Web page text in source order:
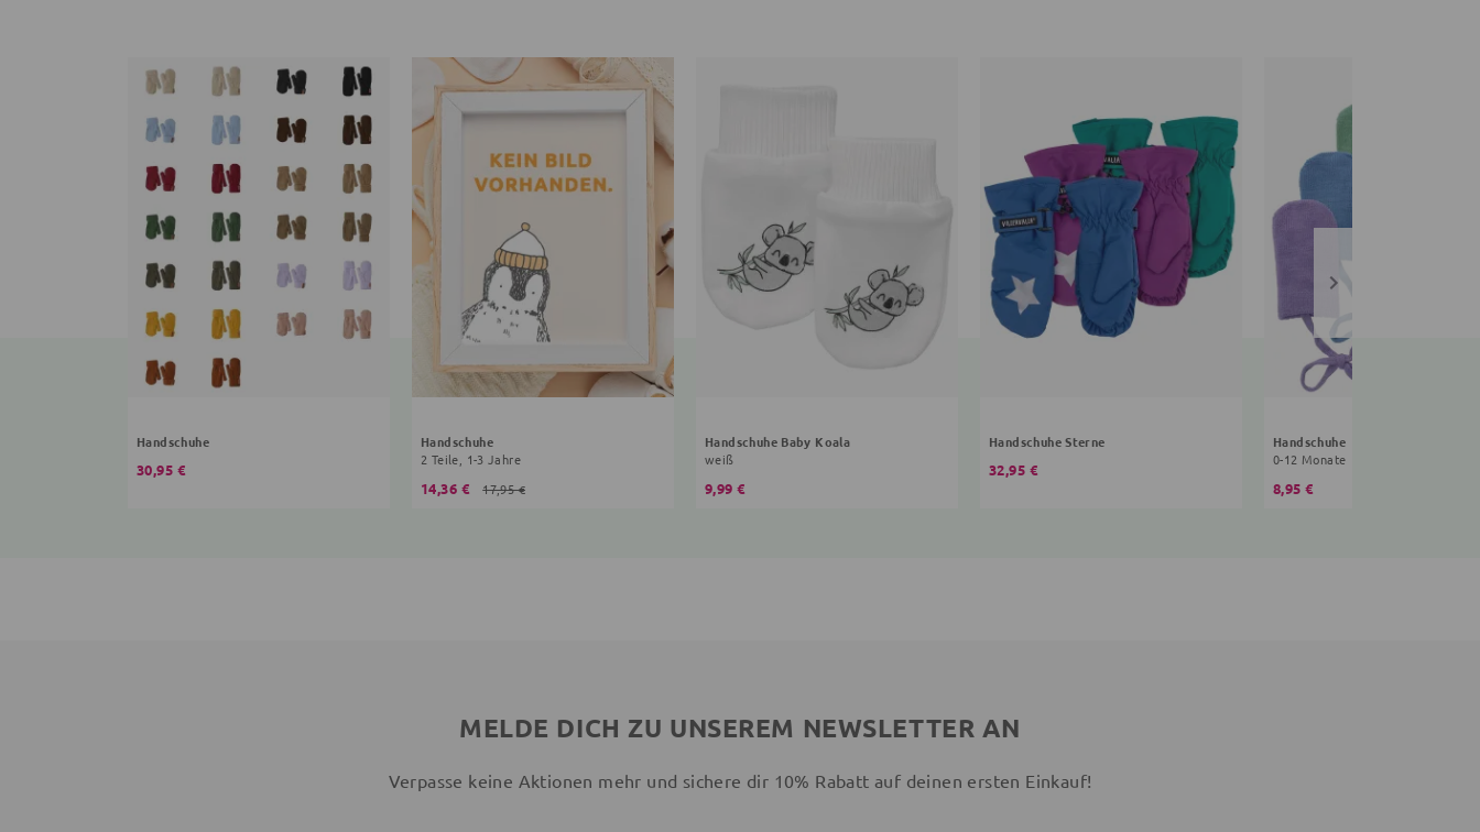
Handschuhe
30,95 €
Handschuhe
2 Teile, 1-3 Jahre
14,36 € 17,95 €
Handschuhe Baby Koala
weiß
9,99 €
Handschuhe Sterne
32,95 €
Handschuhe
0-12 Monate
8,95 €
MELDE DICH ZU UNSEREM NEWSLETTER AN
Verpasse keine Aktionen mehr und sichere dir 10% Rabatt auf deinen ersten Einkauf!